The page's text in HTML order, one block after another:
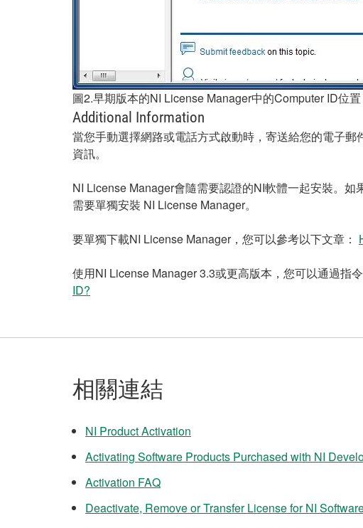
圖2.早期版本的NI License Manager中的Computer ID位置
Additional Information
當您手動選擇網路或電話方式啟動時，寄送給您的電子
資訊。
NI License Manager會隨需要認證的NI軟體一起安裝。
需要單獨安裝 NI License Manager。
要單獨下載NI License Manager，您可以參考以下文章：
使用NI License Manager 3.3或更高版本，您可以通過指
ID?
相關連結
NI Product Activation
Activating Software Products Purchased with NI
Activation FAQ
Deactivate, Remove or Transfer License for NI